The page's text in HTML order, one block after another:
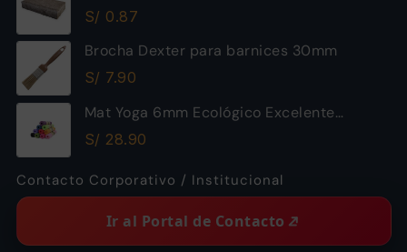
S/ 0.87
Brocha Dexter para barnices 30mm
S/ 7.90
Mat Yoga 6mm Ecológico Excelente
Calidad
S/ 28.90
Contacto Corporativo / Institucional
Ir al Portal de Contacto